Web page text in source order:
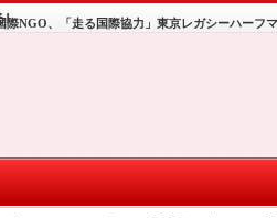
際NGO、「走る国際協力」東京レガシーハーフ